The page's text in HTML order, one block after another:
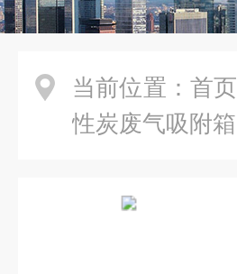
当前位置： 首页
性炭废气吸附箱